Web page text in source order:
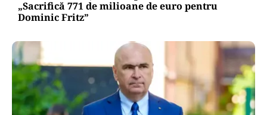
„Sacrifică 771 de milioane de euro pentru
Dominic Fritz”